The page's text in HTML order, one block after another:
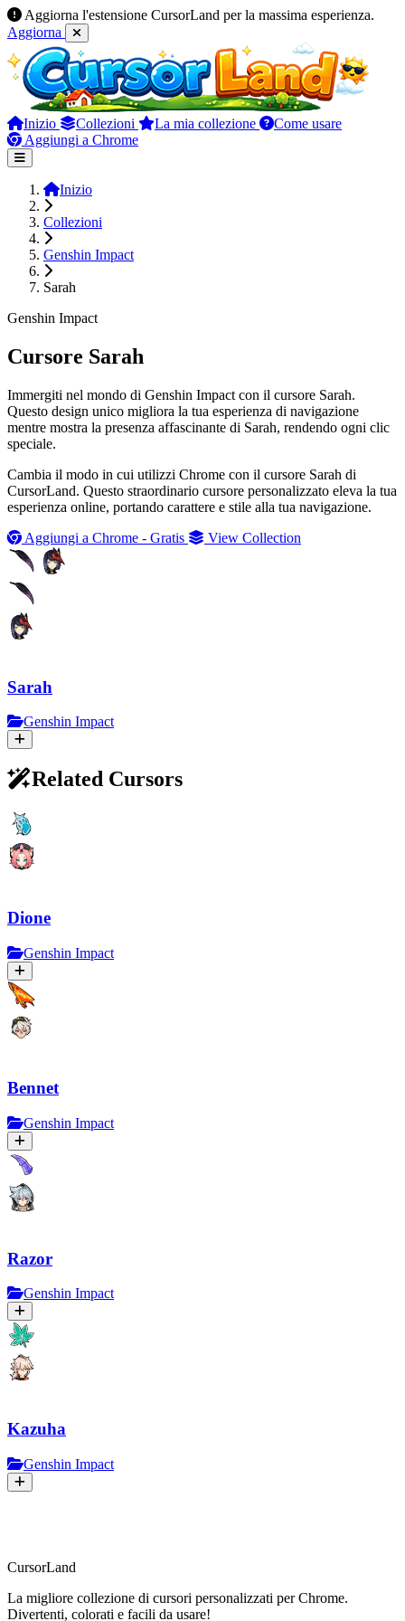
Aggiorna l'estensione CursorLand per la massima esperienza.
Aggiorna
Inizio Collezioni La mia collezione
Come usare
Aggiungi a Chrome
Inizio
Collezioni
Genshin Impact
Sarah
Genshin Impact
Cursore Sarah
Immergiti nel mondo di Genshin Impact con il cursore Sarah.
Questo design unico migliora la tua esperienza di navigazione
mentre mostra la presenza affascinante di Sarah, rendendo ogni clic
speciale.
Cambia il modo in cui utilizzi Chrome con il cursore Sarah di
CursorLand. Questo straordinario cursore personalizzato eleva la tua
esperienza online, portando carattere e stile alla tua navigazione.
Aggiungi a Chrome - Gratis
View Collection
Sarah
Genshin Impact
Related Cursors
Dione
Genshin Impact
Bennet
Genshin Impact
Razor
Genshin Impact
Kazuha
Genshin Impact
CursorLand
La migliore collezione di cursori personalizzati per Chrome.
Divertenti, colorati e facili da usare!